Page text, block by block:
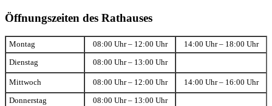
Öffnungszeiten des Rathauses
Montag 08:00 Uhr – 12:00 Uhr 14:00 Uhr – 18:00 Uhr
Dienstag 08:00 Uhr – 13:00 Uhr
Mittwoch 08:00 Uhr – 12:00 Uhr 14:00 Uhr – 16:00 Uhr
Donnerstag 08:00 Uhr – 13:00 Uhr